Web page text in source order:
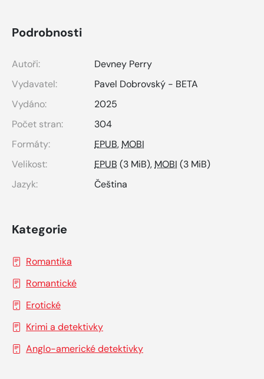
Podrobnosti
Autoři:
Devney Perry
Vydavatel:
Pavel Dobrovský - BETA
Vydáno:
2025
Počet stran:
304
Formáty:
EPUB,MOBI
Velikost:
EPUB (3 MiB),MOBI (3 MiB)
Jazyk:
Čeština
Kategorie
Romantika
Romantické
Erotické
Krimi a detektivky
Anglo-americké detektivky